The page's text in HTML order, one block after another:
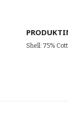
Shell: 75%